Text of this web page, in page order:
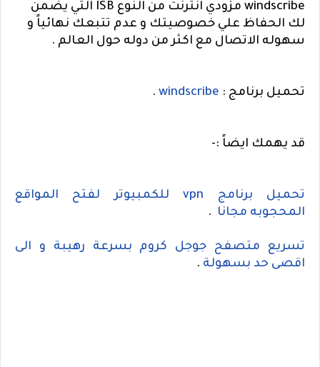
windscribe مزودي انترنت من النوع ISB التي يضمن
لك الحفاظ علي خصوصيتك و عدم تتبعك نهائياً و
سهوله الاتصال مع اكثر من دوله حول العالم .
تحميل برنامج : windscribe
.
قد يهمك ايضاً :-
تحميل برنامج vpnللكمبيوتر لفتح المواقع
المحجوبه مجانا .
تسريع متصفح جوجل كروم بسرعة رهيبة و الى
اقصى حد بسهولة .